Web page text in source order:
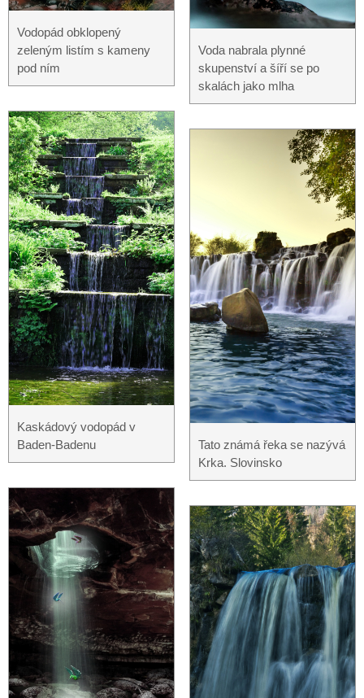
Vodopád obklopený
zeleným listím s kameny
pod ním
Kaskádový vodopád v
Baden-Badenu
Voda nabrala plynné
skupenství a šíří se po
skalách jako mlha
Tato známá řeka se nazývá
Krka. Slovinsko